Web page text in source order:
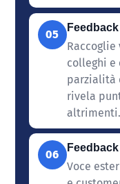
05
colleghi e
parzialità
rivela
altrimenti.
06
Voce